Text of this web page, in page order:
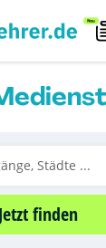
Jetzt finden